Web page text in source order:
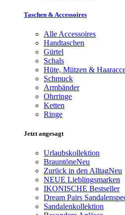
Taschen & Accessoires
Alle Accessoires
Handtaschen
Gürtel
Schals
Hüte, Mützen &
Schmuck
Armbänder
Ohrringe
Ketten
Ringe
Jetzt angesagt
Urlaubskollektion
BrauntöneNeu
Zurück in den AlltagNeu
NEUE Lieblingsmarken
IKONISCHE Bestseller
Dream Pairs
Sandalenkollektion